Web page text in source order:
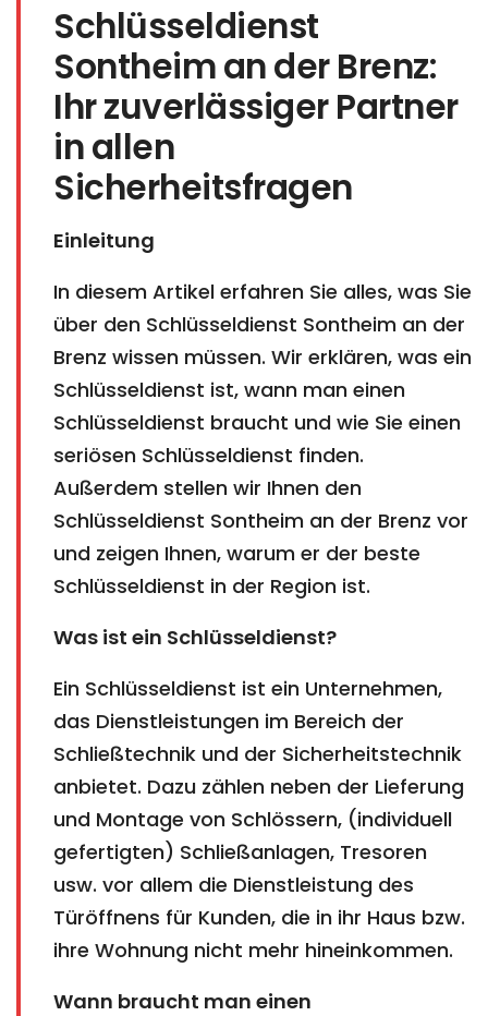
Schlüsseldienst
Sontheim an der Brenz:
Ihr zuverlässiger Partner
in allen
Sicherheitsfragen
Einleitung
In diesem Artikel erfahren Sie alles, was Sie
über den Schlüsseldienst Sontheim an der
Brenz wissen müssen. Wir erklären, was ein
Schlüsseldienst ist, wann man einen
Schlüsseldienst braucht und wie Sie einen
seriösen Schlüsseldienst finden.
Außerdem stellen wir Ihnen den
Schlüsseldienst Sontheim an der Brenz vor
und zeigen Ihnen, warum er der beste
Schlüsseldienst in der Region ist.
Was ist ein Schlüsseldienst?
Ein Schlüsseldienst ist ein Unternehmen,
das Dienstleistungen im Bereich der
Schließtechnik und der Sicherheitstechnik
anbietet. Dazu zählen neben der Lieferung
und Montage von Schlössern, (individuell
gefertigten) Schließanlagen, Tresoren
usw. vor allem die Dienstleistung des
Türöffnens für Kunden, die in ihr Haus bzw.
ihre Wohnung nicht mehr hineinkommen.
Wann braucht man einen